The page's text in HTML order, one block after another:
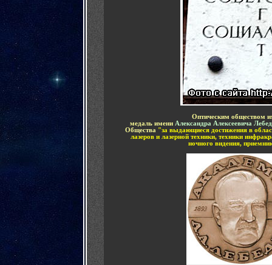
Оптическим обществом
медаль имени Александра Алексеевича
Общества "за выдающиеся достижения в
лазеров и лазерной техники, техники
ночного видения,